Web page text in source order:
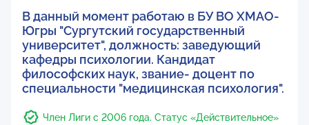
В данный момент работаю в БУ ВО ХМАО-
Югры "Сургутский государственный
университет", должность: заведующий
кафедры психологии. Кандидат
философских наук, звание- доцент по
специальности "медицинская психология".
Член Лиги с 2006 года. Статус «Действительное»